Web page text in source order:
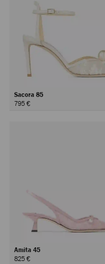
Sacora 85
795 €
Amita 45
825 €